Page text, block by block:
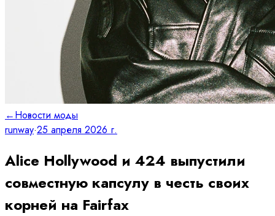
←Новости моды
runway·25 апреля 2026 г.
Alice Hollywood и 424 выпустили
совместную капсулу в честь своих
корней на Fairfax